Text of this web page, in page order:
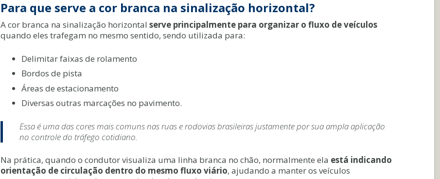
Para que serve a cor branca na sinalização horizontal?
A cor branca na sinalização horizontal serve principalmente para organizar o fluxo de veículos
quando eles trafegam no mesmo sentido, sendo utilizada para:
Delimitar faixas de rolamento
Bordos de pista
Áreas de estacionamento
Diversas outras marcações no pavimento.
Essa é uma das cores mais comuns nas ruas e rodovias brasileiras justamente por sua ampla aplicação
no controle do tráfego cotidiano.
Na prática, quando o condutor visualiza uma linha branca no chão, normalmente ela está indicando
orientação de circulação dentro do mesmo fluxo viário, ajudando a manter os veículos